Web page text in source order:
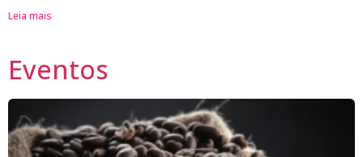
Leia mais
Eventos